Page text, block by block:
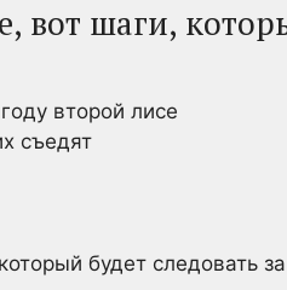
вот шаги,
второй лисе
съедят
будет следовать